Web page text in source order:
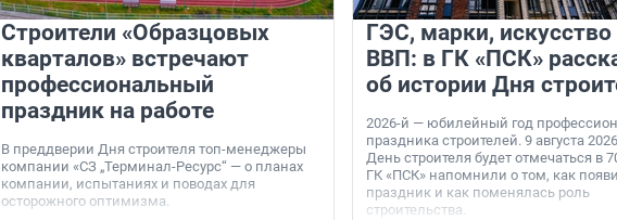
Строители «Образцовых
кварталов» встречают
профессиональный
праздник на работе
В преддверии Дня строителя топ-менеджеры
компании «СЗ „Терминал-Ресурс“ — о планах
компании, испытаниях и поводах для
осторожного оптимизма.
ГЭС, марки, искусство
ВВП: в ГК «ПСК»
об истории Дня
2026-й — юбилейный год
праздника строителей. 9 августа
День строителя будет отмечаться в
ГК «ПСК» напомнили о том, как
праздник и как поменялась роль
строительства.